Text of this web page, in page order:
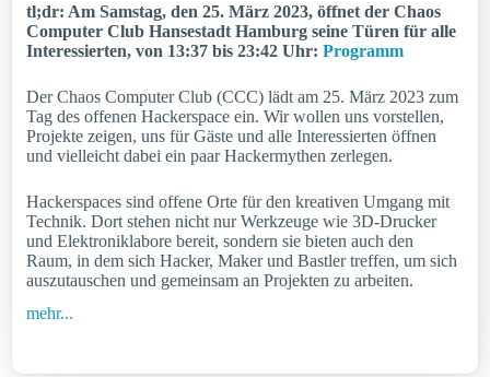
tl;dr: Am Samstag, den 25. März 2023, öffnet der Chaos
Computer Club Hansestadt Hamburg seine Türen für alle
Interessierten, von 13:37 bis 23:42 Uhr:Programm
Der Chaos Computer Club (CCC) lädt am 25. März 2023 zum
Tag des offenen Hackerspace ein. Wir wollen uns vorstellen,
Projekte zeigen, uns für Gäste und alle Interessierten öffnen
und vielleicht dabei ein paar Hackermythen zerlegen.
Hackerspaces sind offene Orte für den kreativen Umgang mit
Technik. Dort stehen nicht nur Werkzeuge wie 3D-Drucker
und Elektroniklabore bereit, sondern sie bieten auch den
Raum, in dem sich Hacker, Maker und Bastler treffen, um sich
auszutauschen und gemeinsam an Projekten zu arbeiten.
mehr...